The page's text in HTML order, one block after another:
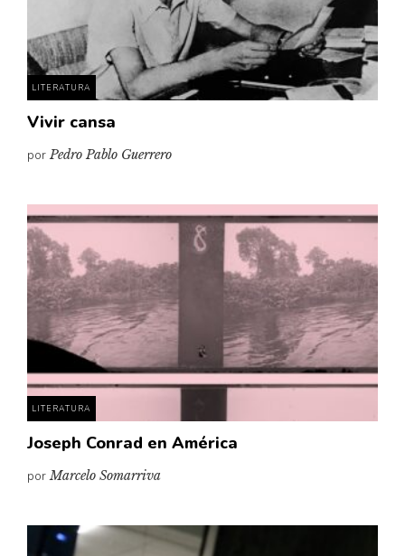
Pensamiento ilustrado
Personaje
Personajes secundarios
Política
Sociedad
Vidas paralelas
Voces y lecturas
LITERATURA
Vivir cansa
porPedro Pablo Guerrero
LITERATURA
Joseph Conrad en América
porMarcelo Somarriva